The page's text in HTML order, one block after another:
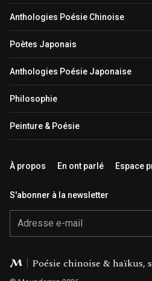
Anthologies Poésie Chinoise
Poètes Japonais
Anthologies Poésie Japonaise
Philosophie
Peinture & Poésie
S'abonner à la newsletter
À propos En ont parlé Espace
Éditions Moundarren
Poésie chinoise & haïkus,